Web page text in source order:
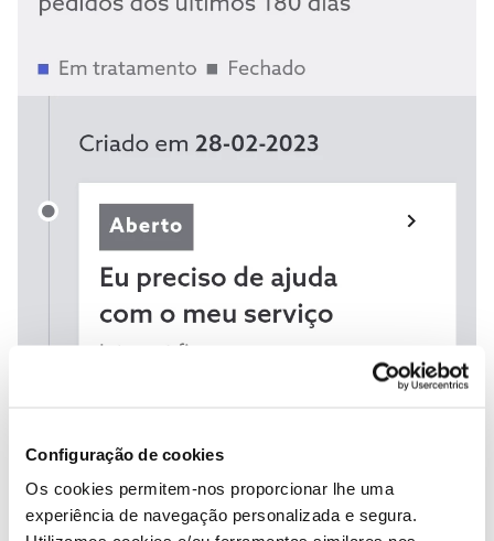
Configuração de cookies
Os cookies permitem-nos proporcionar lhe uma
experiência de navegação personalizada e segura.